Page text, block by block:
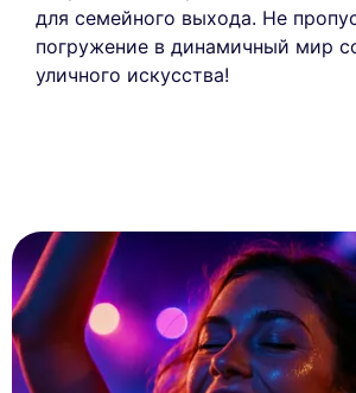
для семейного выхода. Не
погружение в динамичный мир
уличного искусства!